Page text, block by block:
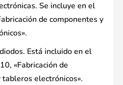
Se incluye en el
de componentes y
Está incluido en el
«Fabricación de
electrónicos».